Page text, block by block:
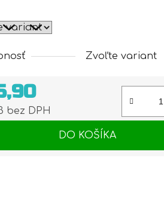
Zvoľte variant
bez DPH
cena:
DO KOŠÍKA